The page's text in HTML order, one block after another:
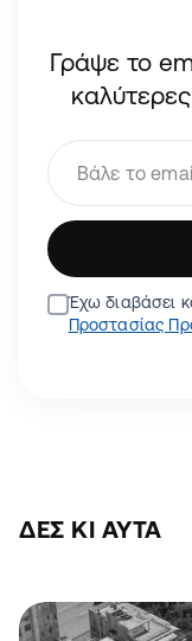
Γράψε το
Έχω διαβάσει
Προστασίας
ΔΕΣ ΚΙ ΑΥΤΆ